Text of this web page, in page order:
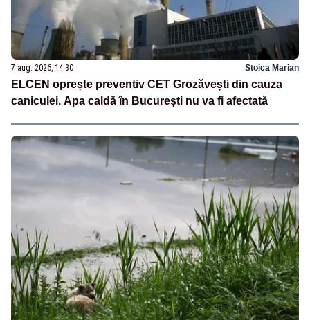
7 aug. 2026, 14:30 Stoica Marian
ELCEN oprește preventiv CET Grozăvești din cauza
caniculei. Apa caldă în București nu va fi afectată